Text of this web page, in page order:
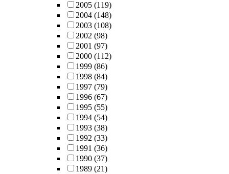
2005 (119)
2004 (148)
2003 (108)
2002 (98)
2001 (97)
2000 (112)
1999 (86)
1998 (84)
1997 (79)
1996 (67)
1995 (55)
1994 (54)
1993 (38)
1992 (33)
1991 (36)
1990 (37)
1989 (21)